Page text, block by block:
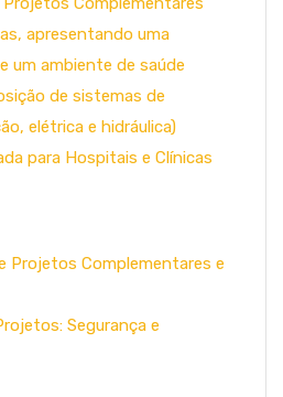
para Hospitais e Clínicas
Segurança e